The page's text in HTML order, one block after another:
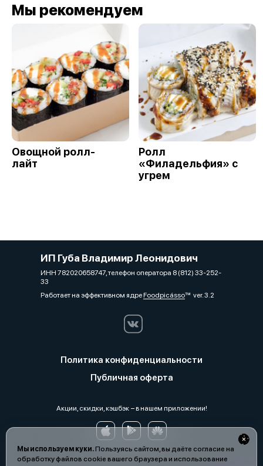
Мы используем куки.Пользуясь сайтом, вы даёте согласие на
обработку файлов cookie вашего браузера и использование
Мы рекомендуем
Овощной ролл-
лайт
Ролл
«Филадельфия» с
угрем
ИП Губа Владимир Леонидович
ИНН 782020658747, телефон оператора 8 (812) 33-252-
33
Работает на эффективном ядреFoodpicássover. 3.2
Политика конфиденциальности
Публичная оферта
Акции, скидки, кэшбэк − в нашем приложении!